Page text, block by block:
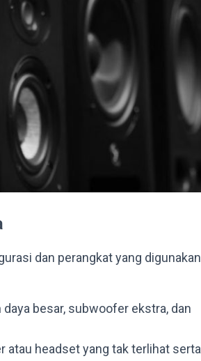
dan perangkat yang digunakan
besar, subwoofer ekstra, dan
headset yang tak terlihat serta